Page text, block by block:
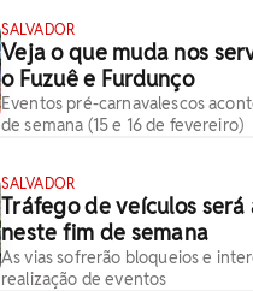
SALVADOR
Veja o que muda nos
o Fuzuê e Furdunço
Eventos pré-carnavalescos
de semana (15 e 16 de fevereiro)
SALVADOR
Tráfego de veículos
neste fim de semana
As vias sofrerão bloqueios e
realização de eventos